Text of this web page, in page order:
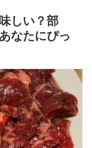
しい？部
なたにぴっ